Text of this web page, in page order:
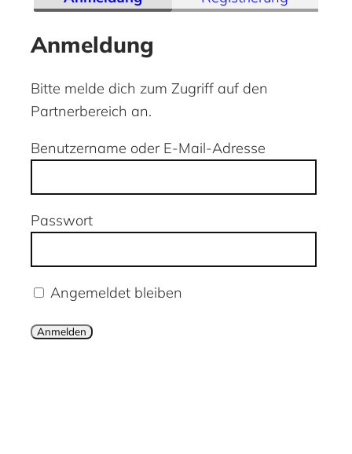
Anmeldung
Bitte melde dich zum Zugriff auf den
Partnerbereich an.
Benutzername oder E-Mail-Adresse
Passwort
Angemeldet bleiben